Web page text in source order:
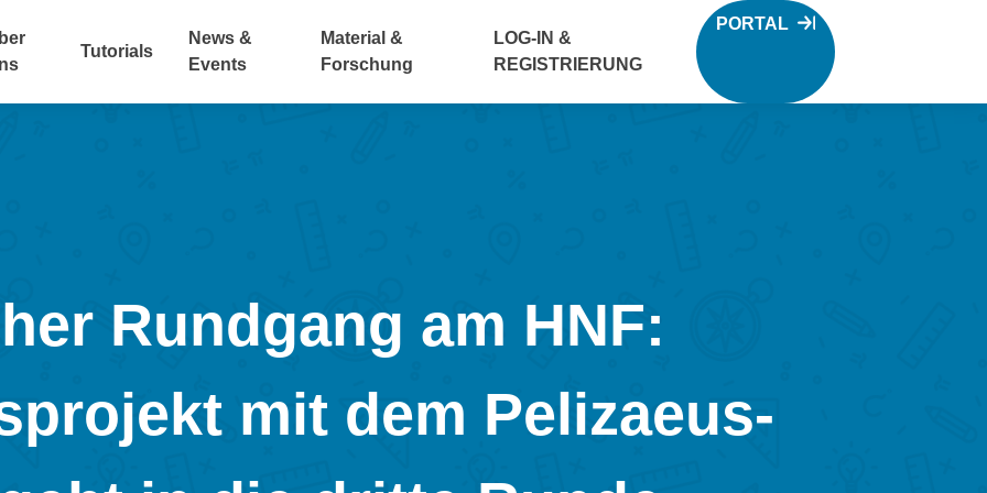
Tutorials
News &
Events
Material &
Forschung
LOG-IN &
REGISTRIERUNG
PORTAL
Rundgang am HNF:
mit dem Pelizaeus-